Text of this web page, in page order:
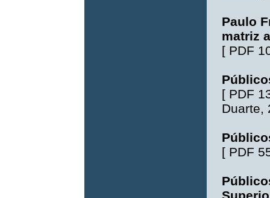
Paulo
matriz
[ PDF
[ PDF
Duarte,
[ PDF